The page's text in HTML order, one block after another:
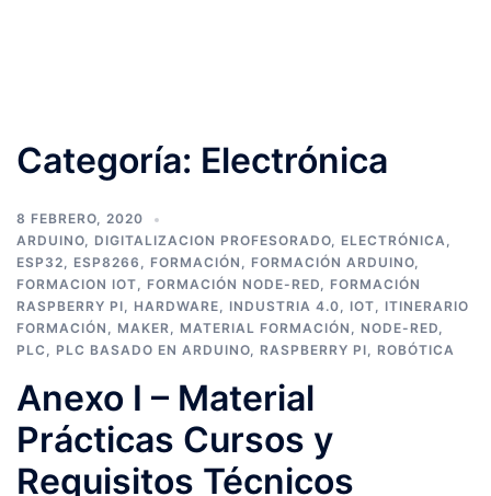
Categoría: Electrónica
8 FEBRERO, 2020
ARDUINO, DIGITALIZACION PROFESORADO, ELECTRÓNICA,
ESP32, ESP8266 , FORMACIÓN , FORMACIÓN ARDUINO,
FORMACION IOT, FORMACIÓN NODE-RED, FORMACIÓN
RASPBERRY PI, HARDWARE, INDUSTRIA 4.0, IOT, ITINERARIO
FORMACIÓN , MAKER, MATERIAL FORMACIÓN , NODE-RED,
PLC , PLC BASADO EN ARDUINO, RASPBERRY PI, ROBÓTICA
Anexo I – Material
Prácticas Cursos y
Requisitos Técnicos